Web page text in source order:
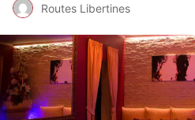
Routes Libertines